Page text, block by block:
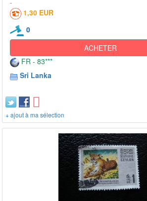
1,30 EUR
0
ACHETER
FR - 83***
Sri Lanka
+ ajout à ma sélection